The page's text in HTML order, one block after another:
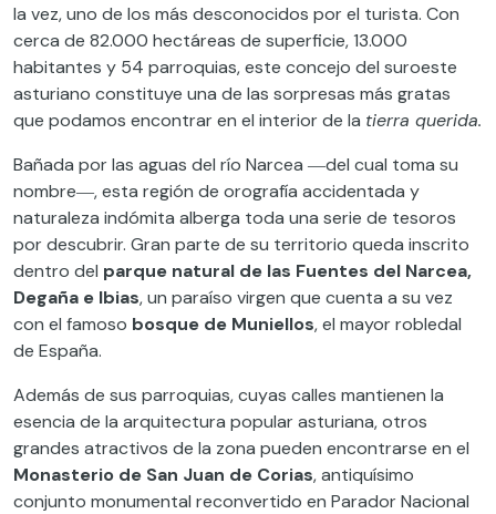
la vez, uno de los más desconocidos por el turista. Con
cerca de 82.000 hectáreas de superficie, 13.000
habitantes y 54 parroquias, este concejo del suroeste
asturiano constituye una de las sorpresas más gratas
que podamos encontrar en el interior de la tierra querida.
Bañada por las aguas del río Narcea ―del cual toma su
nombre―, esta región de orografía accidentada y
naturaleza indómita alberga toda una serie de tesoros
por descubrir. Gran parte de su territorio queda inscrito
dentro del parque natural de las Fuentes del Narcea,
Degaña e Ibias, un paraíso virgen que cuenta a su vez
con el famoso bosque de Muniellos, el mayor robledal
de España.
Además de sus parroquias, cuyas calles mantienen la
esencia de la arquitectura popular asturiana, otros
grandes atractivos de la zona pueden encontrarse en el
Monasterio de San Juan de Corias, antiquísimo
conjunto monumental reconvertido en Parador Nacional